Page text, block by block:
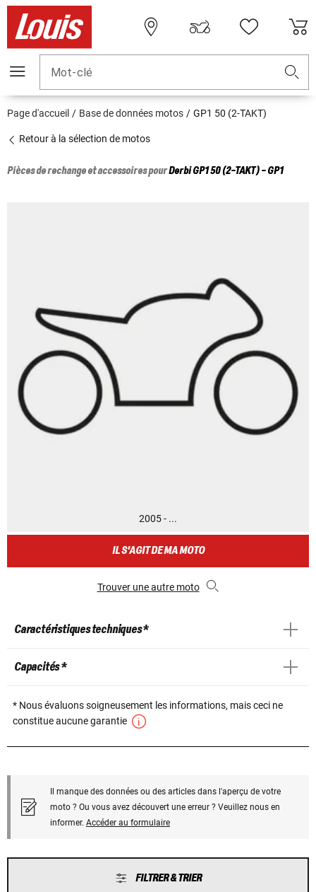
Mot-clé
Page d'accueil Base de données motos GP1 50 (2-TAKT)
Retour à la sélection de motos
Pièces de rechange et accessoires pourDerbiGP1 50 (2-TAKT) - GP1
2005 - ...
IL S'AGIT DE MA MOTO
Trouver une autre moto
Caractéristiques techniques *
Capacités *
* Nous évaluons soigneusement les informations, mais ceci ne
constitue aucune garantie
Il manque des données ou des articles dans l'aperçu de votre
moto ? Ou vous avez découvert une erreur ? Veuillez nous en
informer. Accéder au formulaire
FILTRER & TRIER